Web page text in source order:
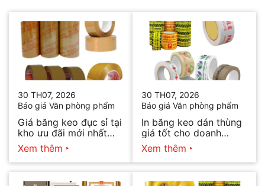
30 TH07, 2026
Báo giá Văn phòng phẩm
Giá băng keo đục sỉ tại
kho ưu đãi mới nhất
2026
Xem thêm
30 TH07, 2026
Báo giá Văn phòng phẩm
In băng keo dán thùng
giá tốt cho doanh
nghiệp bán hàng
Xem thêm